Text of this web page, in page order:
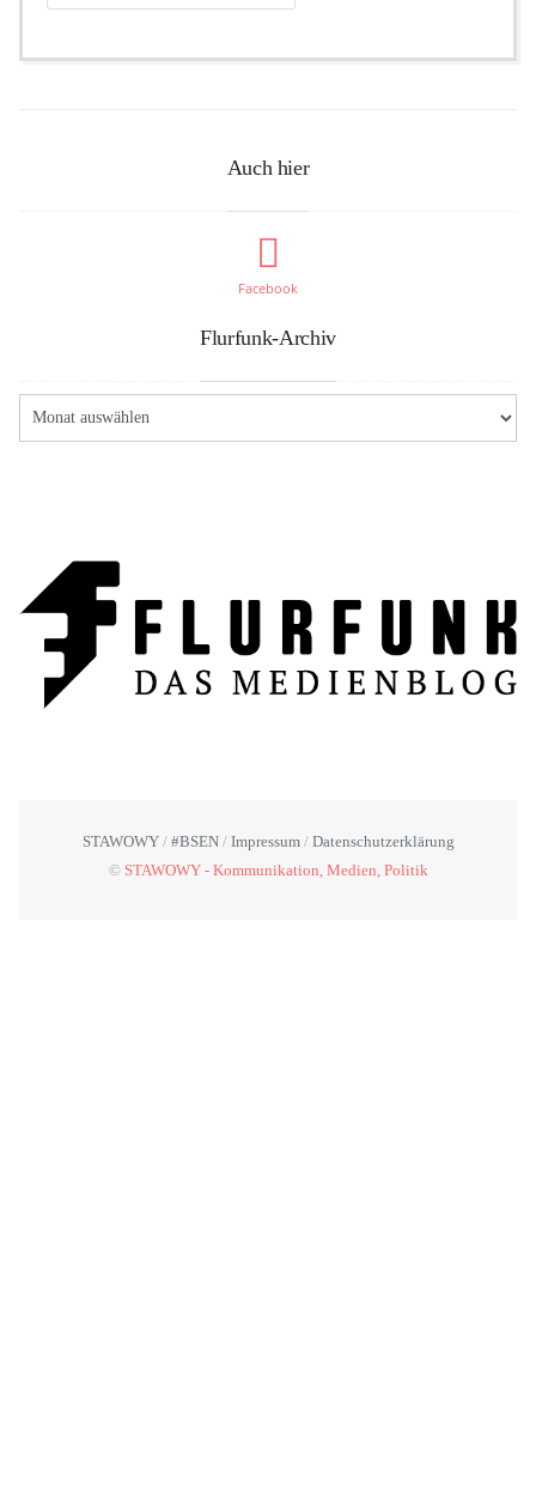
Auch hier
Facebook
Flurfunk-Archiv
STAWOWY #BSEN Impressum
Datenschutzerklärung
© STAWOWY - Kommunikation, Medien, Politik